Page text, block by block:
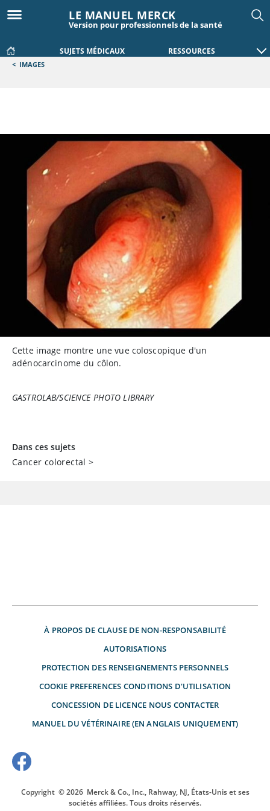
LE MANUEL MERCK
Version pour professionnels de la santé
SUJETS MÉDICAUX RESSOURCES
< IMAGES
Cette image montre une vue coloscopique d'un
adénocarcinome du côlon.
GASTROLAB/SCIENCE PHOTO LIBRARY
Dans ces sujets
Cancer colorectal >
À PROPOS DE CLAUSE DE NON-RESPONSABILITÉ
AUTORISATIONS
PROTECTION DES RENSEIGNEMENTS PERSONNELS
COOKIE PREFERENCES CONDITIONS D'UTILISATION
CONCESSION DE LICENCE NOUS CONTACTER
MANUEL DU VÉTÉRINAIRE (EN ANGLAIS UNIQUEMENT)
Copyright © 2026 Merck & Co., Inc., Rahway, NJ, États-Unis et ses
sociétés affiliées. Tous droits réservés.